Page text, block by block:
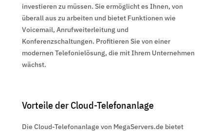
investieren zu müssen. Sie ermöglicht es Ihnen, von
überall aus zu arbeiten und bietet Funktionen wie
Voicemail, Anrufweiterleitung und
Konferenzschaltungen. Profitieren Sie von einer
modernen Telefonielösung, die mit Ihrem Unternehmen
wächst.
Vorteile der Cloud-Telefonanlage
Die Cloud-Telefonanlage von MegaServers.de bietet